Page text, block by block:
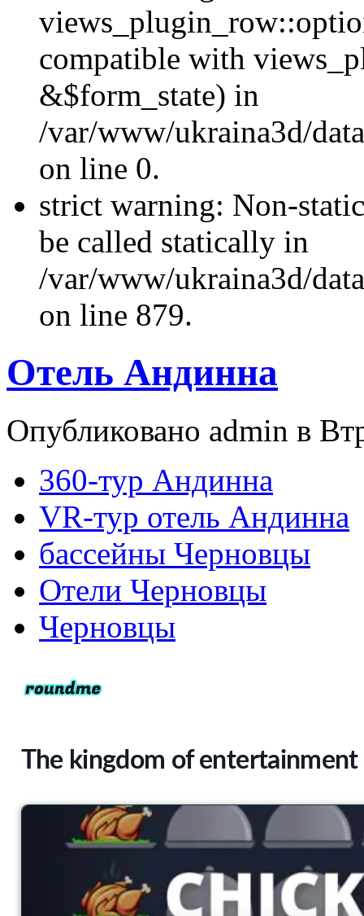
compatible with
&$form_state) in
/var/www/ukraina3d/
on line 0.
strict warning: Non-
be called statically in
/var/www/ukraina3d/
on line 879.
Отель Андинна
Опубликовано admin в
360-тур Андинна
VR-тур отель Андинна
бассейны Черновцы
Отели Черновцы
Черновцы